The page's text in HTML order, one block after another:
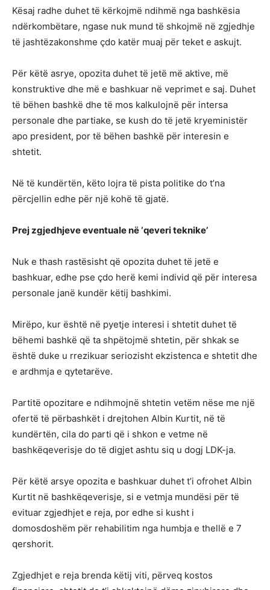
Kësaj radhe duhet të kërkojmë ndihmë nga bashkësia
ndërkombëtare, ngase nuk mund të shkojmë në zgjedhje
të jashtëzakonshme çdo katër muaj për teket e askujt.
Për këtë asrye, opozita duhet të jetë më aktive, më
konstruktive dhe më e bashkuar në veprimet e saj. Duhet
të bëhen bashkë dhe të mos kalkulojnë për intersa
personale dhe partiake, se kush do të jetë kryeministër
apo president, por të bëhen bashkë për interesin e
shtetit.
Në të kundërtën, këto lojra të pista politike do t’na
përcjellin edhe për një kohë të gjatë.
Prej zgjedhjeve eventuale në ‘qeveri teknike’
Nuk e thash rastësisht që opozita duhet të jetë e
bashkuar, edhe pse çdo herë kemi individ që për interesa
personale janë kundër këtij bashkimi.
Mirëpo, kur është në pyetje interesi i shtetit duhet të
bëhemi bashkë që ta shpëtojmë shtetin, për shkak se
është duke u rrezikuar seriozisht ekzistenca e shtetit dhe
e ardhmja e qytetarëve.
Partitë opozitare e ndihmojnë shtetin vetëm nëse me një
ofertë të përbashkët i drejtohen Albin Kurtit, në të
kundërtën, cila do parti që i shkon e vetme në
bashkëqeverisje do të digjet ashtu siq u dogj LDK-ja.
Për këtë arsye opozita e bashkuar duhet t’i ofrohet Albin
Kurtit në bashkëqeverisje, si e vetmja mundësi për të
evituar zgjedhjet e reja, por edhe si kusht i
domosdoshëm për rehabilitim nga humbja e thellë e 7
qershorit.
Zgjedhjet e reja brenda këtij viti, përveq kostos